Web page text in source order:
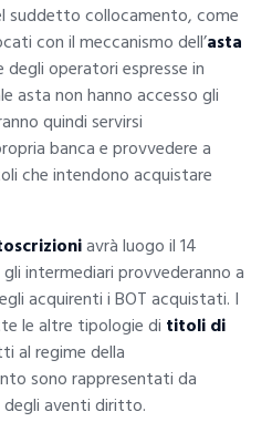
collocamento, come
con il meccanismo dell’asta
degli operatori espresse in
asta non hanno accesso gli
quindi servirsi
banca e provvedere a
che intendono acquistare
avrà luogo il 14
intermediari provvederanno a
acquirenti i BOT acquistati. I
le altre tipologie di titoli di
al regime della
sono rappresentati da
aventi diritto.